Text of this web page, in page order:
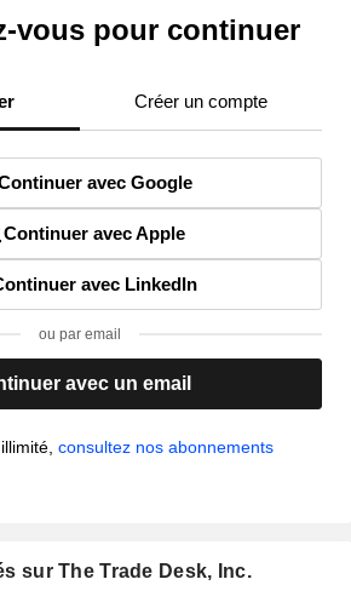
vous pour continuer
Créer un compte
avec Google
Continuer avec Apple
avec LinkedIn
ou par email
avec un email
consultez nos abonnements
sur The Trade Desk, Inc.